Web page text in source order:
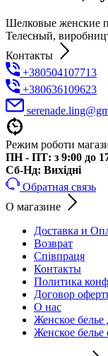
Шелковые женские
Телесный,
Контакты
+380504107713
+380636109623
Режим роботи
ПН - ПТ: з 9:00 до
Cб-Нд: Вихідні
Обратная связь
О магазине
Доставка и
Возврат
Співпраця
Контакты
Политика
Договор
О нас
Женское
Женское белье